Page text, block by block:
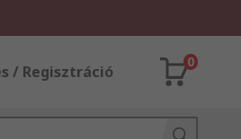
/ Regisztráció
0